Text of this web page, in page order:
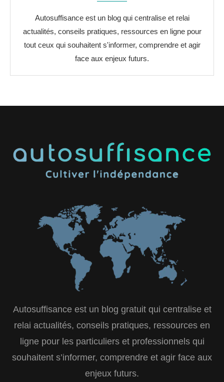
Autosuffisance est un blog qui centralise et relai
actualités, conseils pratiques, ressources en ligne pour
tout ceux qui souhaitent s'informer, comprendre et agir
face aux enjeux futurs.
Autosuffisance est un blog gratuit qui centralise et
relai actualités, conseils pratiques, ressources en
ligne pour les particuliers et professionnels qui
souhaitent s’informer, comprendre et agir face aux
enjeux futurs.